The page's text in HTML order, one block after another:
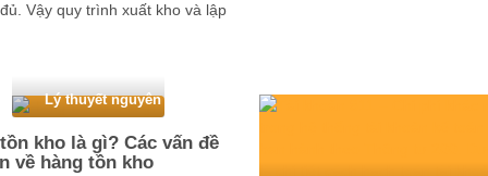
Vậy quy trình xuất kho và lập
Lý thuyết nguyên lý kế toán
kho là gì? Các vấn đề
về hàng tồn kho